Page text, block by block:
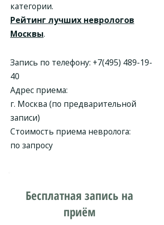
категории.
Рейтинг лучших неврологов
Москвы.
Запись по телефону: +7(495) 489-19-
40
Адрес приема:
г. Москва (по предварительной
записи)
Стоимость приема невролога:
по запросу
Бесплатная запись на
приём